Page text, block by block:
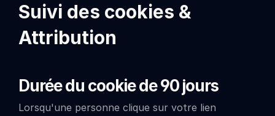
Suivi des cookies &
Attribution
Durée du cookie de 90 jours
Lorsqu'une personne clique sur votre lien